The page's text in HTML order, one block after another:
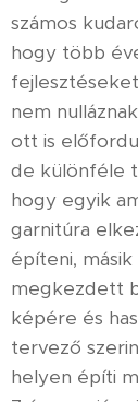
számos
hogy több
nem
ott is
de különféle
hogy egyik
garnitúra
építeni, másik
megkezdett
képére és
tervező
helyen építi